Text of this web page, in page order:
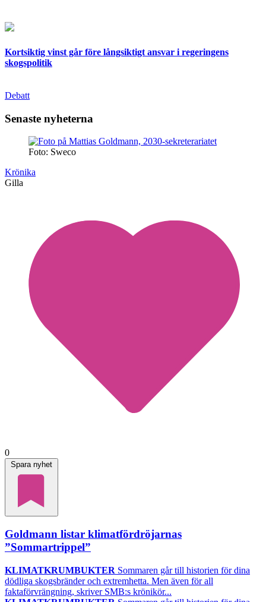
Kortsiktig vinst går före långsiktigt ansvar i regeringens
skogspolitik
Debatt
Senaste nyheterna
Foto: Sweco
Krönika
Gilla
0
Spara nyhet
Goldmann listar klimatfördröjarnas
”Sommartrippel”
KLIMATKRUMBUKTER Sommaren går till historien för dina
dödliga skogsbränder och extremhetta. Men även för all
faktaförvrängning, skriver SMB:s krönikör...